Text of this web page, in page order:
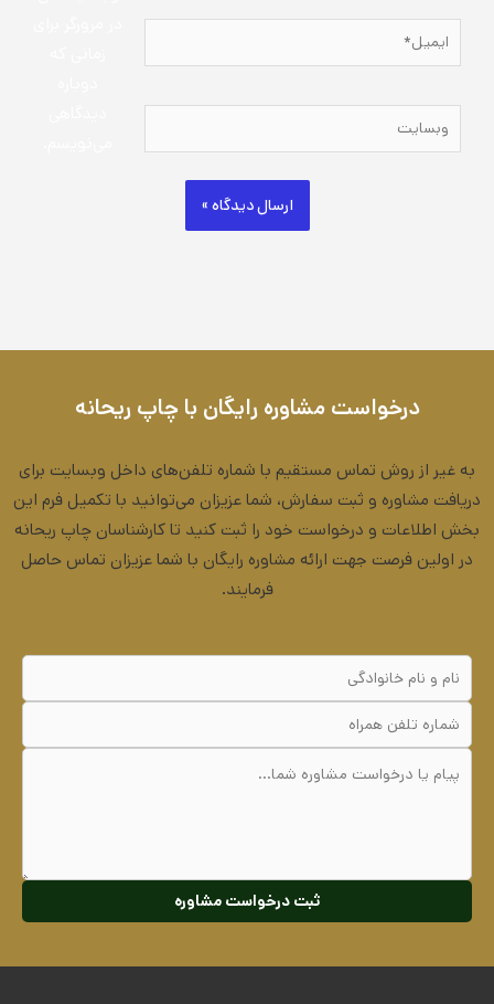
ایمیل*
وبسایت
درخواست مشاوره رایگان با چاپ ریحانه
به غیر از روش تماس مستقیم با شماره تلفن‌های داخل وبسایت برای
دریافت مشاوره و ثبت سفارش، شما عزیزان می‌توانید با تکمیل فرم این
بخش اطلاعات و درخواست خود را ثبت کنید تا کارشناسان چاپ ریحانه
در اولین فرصت جهت ارائه مشاوره رایگان با شما عزیزان تماس حاصل
فرمایند.
ثبت درخواست مشاوره